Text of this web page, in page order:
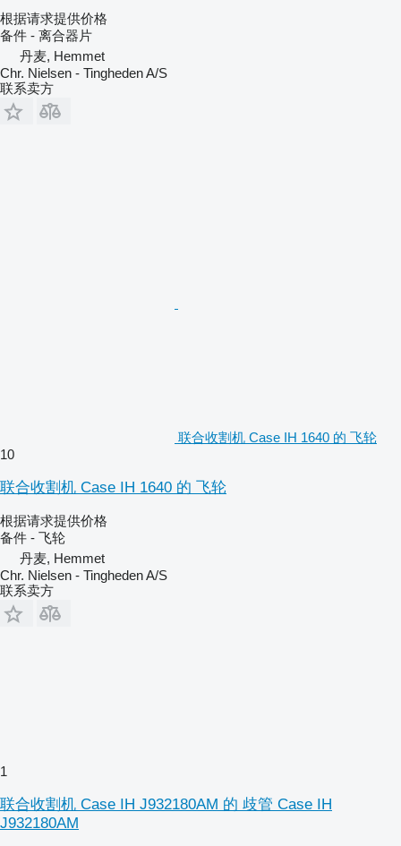
根据请求提供价格
备件 - 离合器片
丹麦, Hemmet
Chr. Nielsen - Tingheden A/S
联系卖方
联合收割机 Case IH 1640 的 飞轮
10
联合收割机 Case IH 1640 的 飞轮
根据请求提供价格
备件 - 飞轮
丹麦, Hemmet
Chr. Nielsen - Tingheden A/S
联系卖方
1
联合收割机 Case IH J932180AM 的 歧管 Case IH
J932180AM